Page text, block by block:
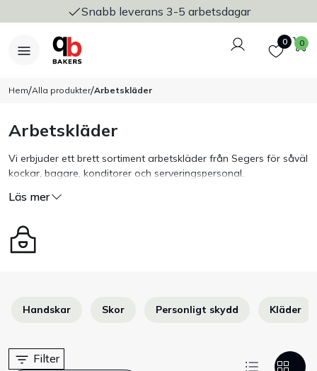
Snabb leverans 3-5 arbetsdagar
Logga in
Favoriter
0 0
Nyheter
Bakers Pureline
Stickvagnar & transport
Hem/Alla produkter/Arbetskläder
Arbetskläder
Vi erbjuder ett brett sortiment arbetskläder från Segers för såväl
kockar, bagare, konditorer och serveringspersonal.
sig du vill ha det traditionella eller trendiga.
Läs mer
Handskar Skor Personligt skydd Kläder
Filter